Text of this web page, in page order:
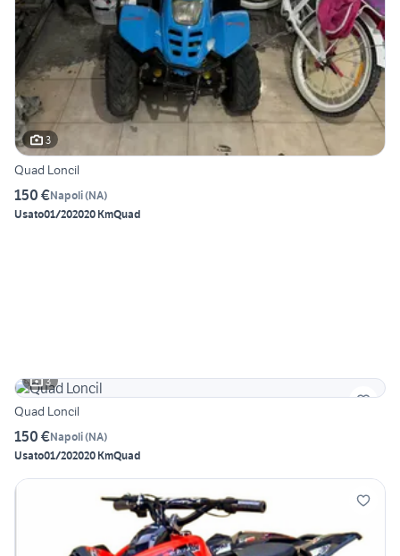
3
Quad Loncil
150 €Napoli(NA)
Usato01/202020 KmQuad
3
Quad Loncil
150 €Napoli(NA)
Usato01/202020 KmQuad